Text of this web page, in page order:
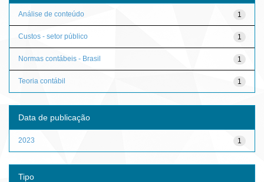
1
Análise de conteúdo
1
Custos - setor público
1
Normas contábeis - Brasil
1
Teoria contábil
Data de publicação
1
2023
Tipo